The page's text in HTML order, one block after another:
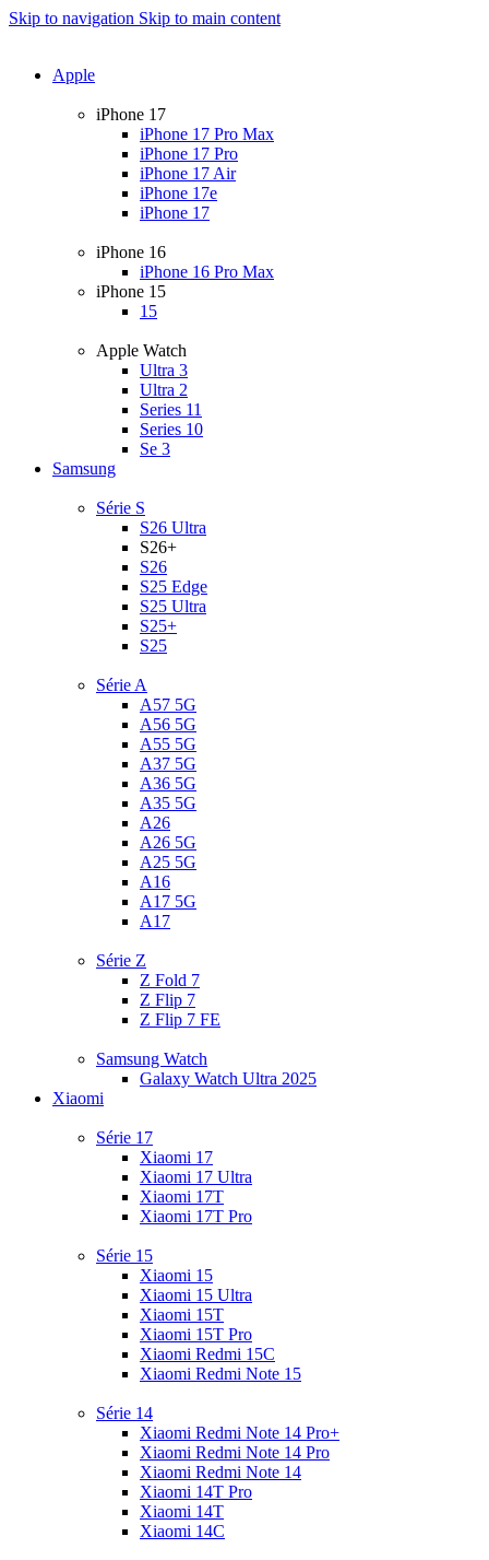
Skip to navigation Skip to main content
Apple
iPhone 17
iPhone 17 Pro Max
iPhone 17 Pro
iPhone 17 Air
iPhone 17e
iPhone 17
iPhone 16
iPhone 16 Pro Max
iPhone 15
15
Apple Watch
Ultra 3
Ultra 2
Series 11
Series 10
Se 3
Samsung
Série S
S26 Ultra
S26+
S26
S25 Edge
S25 Ultra
S25+
S25
Série A
A57 5G
A56 5G
A55 5G
A37 5G
A36 5G
A35 5G
A26
A26 5G
A25 5G
A16
A17 5G
A17
Série Z
Z Fold 7
Z Flip 7
Z Flip 7 FE
Samsung Watch
Galaxy Watch Ultra 2025
Xiaomi
Série 17
Xiaomi 17
Xiaomi 17 Ultra
Xiaomi 17T
Xiaomi 17T Pro
Série 15
Xiaomi 15
Xiaomi 15 Ultra
Xiaomi 15T
Xiaomi 15T Pro
Xiaomi Redmi 15C
Xiaomi Redmi Note 15
Série 14
Xiaomi Redmi Note 14 Pro+
Xiaomi Redmi Note 14 Pro
Xiaomi Redmi Note 14
Xiaomi 14T Pro
Xiaomi 14T
Xiaomi 14C